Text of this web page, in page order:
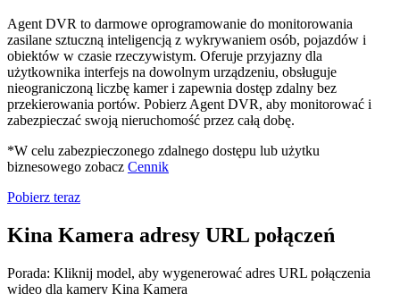
Agent DVR to darmowe oprogramowanie do monitorowania
zasilane sztuczną inteligencją z wykrywaniem osób, pojazdów i
obiektów w czasie rzeczywistym. Oferuje przyjazny dla
użytkownika interfejs na dowolnym urządzeniu, obsługuje
nieograniczoną liczbę kamer i zapewnia dostęp zdalny bez
przekierowania portów. Pobierz Agent DVR, aby monitorować i
zabezpieczać swoją nieruchomość przez całą dobę.
*W celu zabezpieczonego zdalnego dostępu lub użytku
biznesowego zobacz Cennik
Pobierz teraz
Kina Kamera adresy URL połączeń
Porada: Kliknij model, aby wygenerować adres URL połączenia
wideo dla kamery Kina Kamera